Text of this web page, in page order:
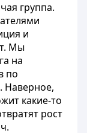
группа.
и
Мы
на
по
Наверное,
какие-то
рост